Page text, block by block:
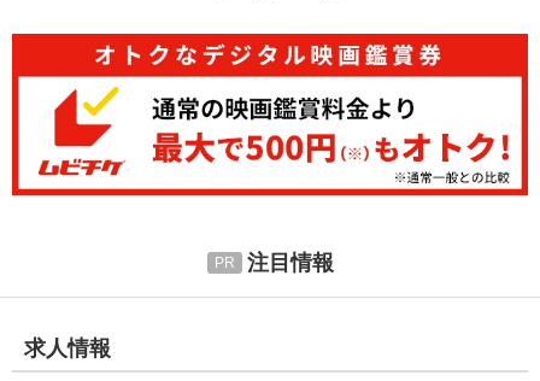
注目情報
求人情報